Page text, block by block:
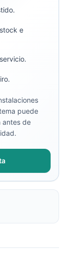
e
puede
antes de